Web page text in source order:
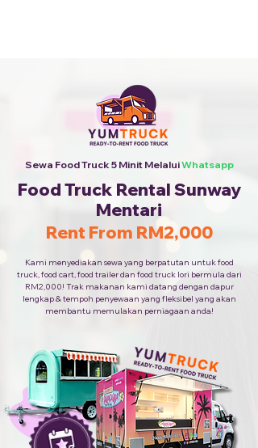
Sewa Food Truck 5 Minit MelaluiWhatsapp
Food Truck Rental Sunway
Mentari
Rent From RM2,000
Kami menyediakan sewa yang berpatutan untuk food
truck, food cart, food trailer dan food truck lori bermula dari
RM2,000! Trak makanan kami datang dengan dapur
lengkap & tempoh penyewaan yang fleksibel yang akan
membantu memulakan perniagaan anda!